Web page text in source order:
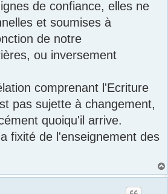
de confiance, elles ne
et soumises à
de notre
ou inversement
comprenant l'Ecriture
pas sujette à changement,
quoiqu'il arrive.
fixité de l'enseignement des